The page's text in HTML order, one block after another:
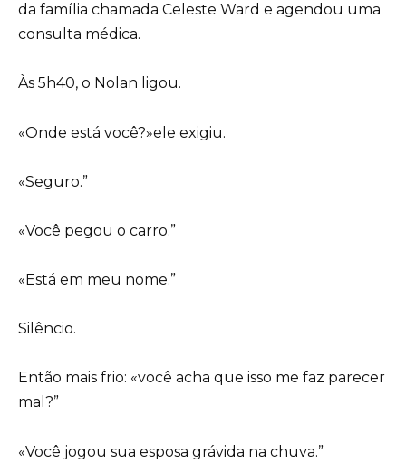
da família chamada Celeste Ward e agendou uma
consulta médica.
Às 5h40, o Nolan ligou.
«Onde está você?»ele exigiu.
«Seguro.”
«Você pegou o carro.”
«Está em meu nome.”
Silêncio.
Então mais frio: «você acha que isso me faz parecer
mal?”
«Você jogou sua esposa grávida na chuva.”